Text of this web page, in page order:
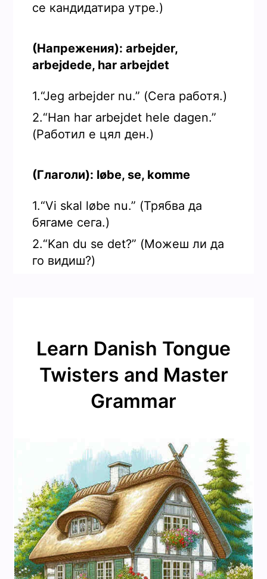
се кандидатира утре.)
(Напрежения): arbejder,
arbejdede, har arbejdet
1.“Jeg arbejder nu.” (Сега работя.)
2.“Han har arbejdet hele dagen.”
(Работил е цял ден.)
(Глаголи): løbe, se, komme
1.“Vi skal løbe nu.” (Трябва да
бягаме сега.)
2.“Kan du se det?” (Можеш ли да
го видиш?)
Learn Danish Tongue
Twisters and Master
Grammar